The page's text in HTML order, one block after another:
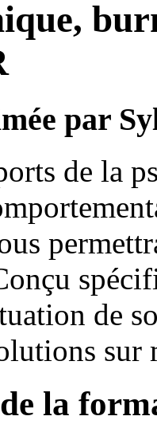
par
de la
de
sur
la